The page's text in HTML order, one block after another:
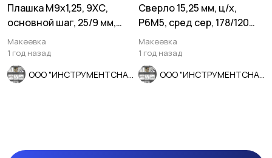
Плашка М9х1,25, 9ХС,
основной шаг, 25/9 мм,
ГОСТ 7740-71.
Макеевка
1 год назад
Сверло 15,25 мм, ц/х,
Р6М5, сред сер, 178/120
мм, В1, 2300-0231, СССР.
Макеевка
1 год назад